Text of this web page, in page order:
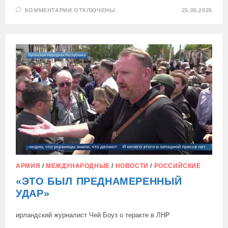
КОММЕНТАРИИ К
В
КРОВИ
ЭТИХ
ДЕВОЧЕК,
ЭТИХ
СТУДЕНТОК»
ОТКЛЮЧЕНЫ 25.05.2026
АРМИЯ / МЕЖДУНАРОДНЫЕ / НОВОСТИ / РОССИЙСКИЕ
«ЭТО БЫЛ ПРЕДНАМЕРЕННЫЙ
УДАР»
ирландский журналист Чей Боуз о теракте в ЛНР